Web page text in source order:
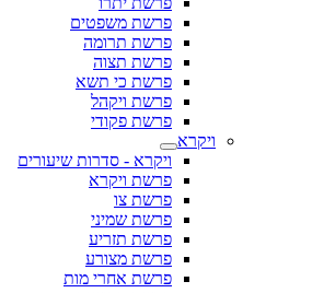
פרשת משפטים
פרשת תרומה
פרשת תצוה
פרשת כי תשא
פרשת ויקהל
פרשת פקודי
ויקרא
ויקרא - סדרות שיעורים
פרשת ויקרא
פרשת צו
פרשת שמיני
פרשת תזריע
פרשת מצורע
פרשת אחרי מות